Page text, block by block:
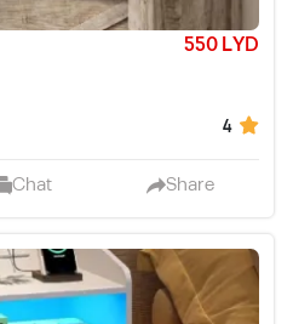
550 LYD
4
Chat Share